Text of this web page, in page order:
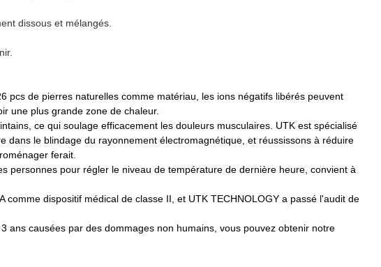
dissous et mélangés.
pcs de pierres naturelles comme matériau, les ions négatifs libérés peuvent
une plus grande zone de chaleur.
ce qui soulage efficacement les douleurs musculaires. UTK est spécialisé
le blindage du rayonnement électromagnétique, et réussissons à réduire
ferait.
personnes pour régler le niveau de température de dernière heure, convient à
comme dispositif médical de classe II, et UTK TECHNOLOGY a passé l'audit de
ans causées par des dommages non humains, vous pouvez obtenir notre